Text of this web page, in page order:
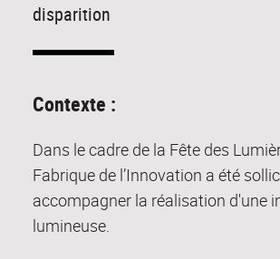
disparition
Contexte :
Dans le cadre de la Fête des
Fabrique de l’Innovation a été
accompagner la réalisation d'une
lumineuse.